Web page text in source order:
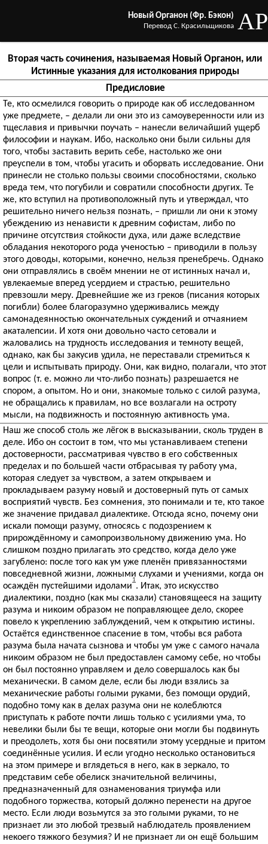
Новый Органон (Фр. Бэкон)
Перевод С. Красильщикова AP
Вторая часть сочинения, называемая Новый Органон, или
Истинные указания для истолкования природы
Предисловие
Те, кто осмелился говорить о природе как об исследованном
уже предмете, – делали ли они это из самоуверенности или из
тщеславия и привычки поучать – нанесли величайший ущерб
философии и наукам. Ибо, насколько они были сильны для
того, чтобы заставить верить себе, настолько же они
преуспели в том, чтобы угасить и оборвать исследование. Они
принесли не столько пользы своими способностями, сколько
вреда тем, что погубили и совратили способности других. Те
же, кто вступил на противоположный путь и утверждал, что
решительно ничего нельзя познать, – пришли ли они к этому
убеждению из ненависти к древним софистам, либо по
причине отсутствия стойкости духа, или даже вследствие
обладания некоторого рода ученостью – приводили в пользу
этого доводы, которыми, конечно, нельзя пренебречь. Однако
они отправлялись в своём мнении не от истинных начал и,
увлекаемые вперед усердием и страстью, решительно
превзошли меру. Древнейшие же из греков (писания которых
погибли) более благоразумно удерживались между
самонадеянностью окончательных суждений и отчаянием
акаталепсии. И хотя они довольно часто сетовали и
жаловались на трудность исследования и темноту вещей,
однако, как бы закусив удила, не переставали стремиться к
цели и испытывать природу. Они, как видно, полагали, что этот
вопрос (т. е. можно ли что-либо познать) разрешается не
спором, а опытом. Но и они, знакомые только с силой разума,
не обращались к правилам, но все возлагали на остроту
мысли, на подвижность и постоянную активность ума.
Наш же способ столь же лёгок в высказывании, сколь труден в
деле. Ибо он состоит в том, что мы устанавливаем степени
достоверности, рассматривая чувство в его собственных
пределах и по большей части отбрасывая ту работу ума,
которая следует за чувством, а затем открываем и
прокладываем разуму новый и достоверный путь от самых
восприятий чувств. Без сомнения, это понимали и те, кто такое
же значение придавал диалектике. Отсюда ясно, почему они
искали помощи разуму, относясь с подозрением к
прирождённому и самопроизвольному движению ума. Но
слишком поздно прилагать это средство, когда дело уже
загублено: после того как ум уже пленён привязанностями
повседневной жизни, ложными слухами и учениями, когда он
осаждён пустейшими идолами
1
. Итак, это искусство
диалектики, поздно (как мы сказали) становящееся на защиту
разума и никоим образом не поправляющее дело, скорее
повело к укреплению заблуждений, чем к открытию истины.
Остаётся единственное спасение в том, чтобы вся работа
разума была начата сызнова и чтобы ум уже с самого начала
никоим образом не был предоставлен самому себе, но чтобы
он был постоянно управляем и дело совершалось как бы
механически. В самом деле, если бы люди взялись за
механические работы голыми руками, без помощи орудий,
подобно тому как в делах разума они не колеблются
приступать к работе почти лишь только с усилиями ума, то
невелики были бы те вещи, которые они могли бы подвинуть
и преодолеть, хотя бы они посвятили этому усердные и притом
соединённые усилия. И если угодно несколько остановиться
на этом примере и вглядеться в него, как в зеркало, то
представим себе обелиск значительной величины,
предназначенный для ознаменования триумфа или
подобного торжества, который должно перенести на другое
место. Если люди возьмутся за это голыми руками, то не
признает ли это любой трезвый наблюдатель проявлением
некоего тяжкого безумия? И не признает ли он ещё большим